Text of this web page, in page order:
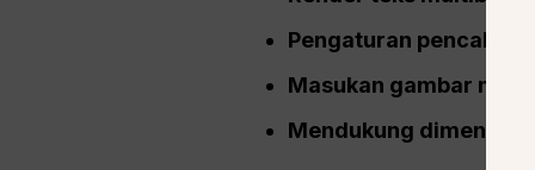
Pengaturan
Masukan gambar
Mendukung dimensi